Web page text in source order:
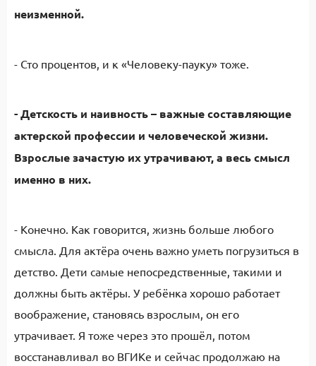
неизменной.
- Сто процентов, и к «Человеку-пауку» тоже.
- Детскость и наивность – важные составляющие
актерской профессии и человеческой жизни.
Взрослые зачастую их утрачивают, а весь смысл
именно в них.
- Конечно. Как говорится, жизнь больше любого
смысла. Для актёра очень важно уметь погрузиться в
детство. Дети самые непосредственные, такими и
должны быть актёры. У ребёнка хорошо работает
воображение, становясь взрослым, он его
утрачивает. Я тоже через это прошёл, потом
восстанавливал во ВГИКе и сейчас продолжаю на